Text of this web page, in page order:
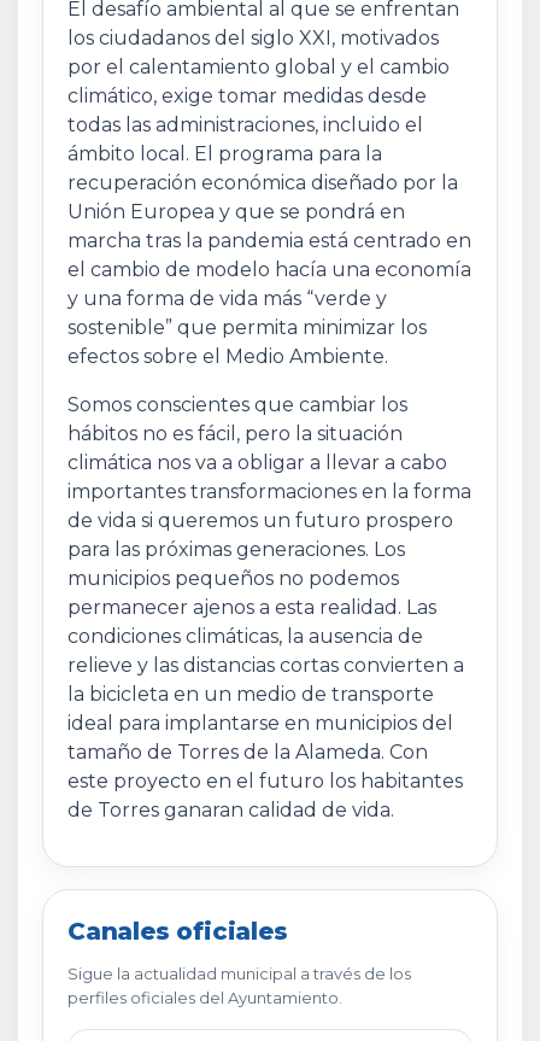
El desafío ambiental al que se enfrentan
los ciudadanos del siglo XXI, motivados
por el calentamiento global y el cambio
climático, exige tomar medidas desde
todas las administraciones, incluido el
ámbito local. El programa para la
recuperación económica diseñado por la
Unión Europea y que se pondrá en
marcha tras la pandemia está centrado en
el cambio de modelo hacía una economía
y una forma de vida más “verde y
sostenible” que permita minimizar los
efectos sobre el Medio Ambiente.
Somos conscientes que cambiar los
hábitos no es fácil, pero la situación
climática nos va a obligar a llevar a cabo
importantes transformaciones en la forma
de vida si queremos un futuro prospero
para las próximas generaciones. Los
municipios pequeños no podemos
permanecer ajenos a esta realidad. Las
condiciones climáticas, la ausencia de
relieve y las distancias cortas convierten a
la bicicleta en un medio de transporte
ideal para implantarse en municipios del
tamaño de Torres de la Alameda. Con
este proyecto en el futuro los habitantes
de Torres ganaran calidad de vida.
Canales oficiales
Sigue la actualidad municipal a través de los
perfiles oficiales del Ayuntamiento.